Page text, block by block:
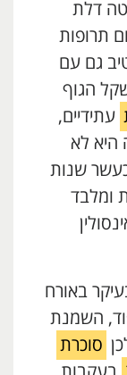
דלת
תרופות
גם עם
הגוף
עתידיים,
היא לא
שנות
ומלבד
באורח
השמנת
סוכרת